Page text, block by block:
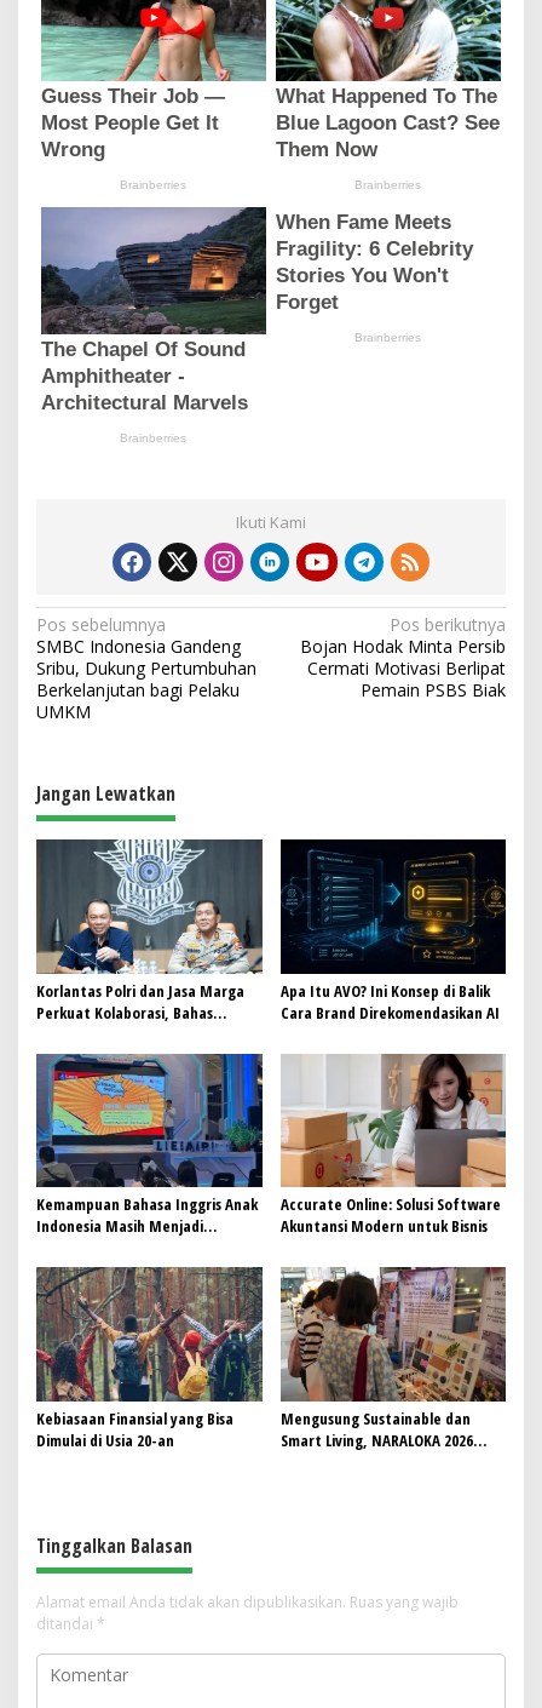
Ikuti Kami
N
a
v
i
a
s
o
s
Pos sebelumnya
SMBC Indonesia Gandeng
Sribu, Dukung Pertumbuhan
Berkelanjutan bagi Pelaku
UMKM
Pos berikutnya
Bojan Hodak Minta Persib
Cermati Motivasi Berlipat
Pemain PSBS Biak
Jangan Lewatkan
Korlantas Polri dan Jasa Marga
Perkuat Kolaborasi, Bahas
Penertiban ODOL
Apa Itu AVO? Ini Konsep di Balik
Cara Brand Direkomendasikan AI
Kemampuan Bahasa Inggris Anak
Indonesia Masih Menjadi
Pembelajaran Dinilai Perlu
Berubah
Accurate Online: Solusi Software
Akuntansi Modern untuk Bisnis
Kebiasaan Finansial yang Bisa
Dimulai di Usia 20-an
Mengusung Sustainable dan
Smart Living, NARALOKA 2026
Tinggalkan Balasan
Alamat email Anda tidak akan dipublikasikan. Ruas yang wajib
ditandai *